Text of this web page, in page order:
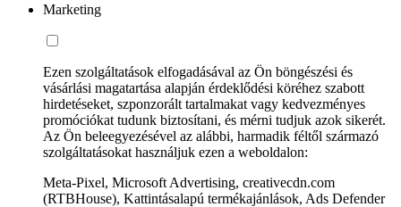
Marketing
Ezen szolgáltatások elfogadásával az Ön böngészési és
vásárlási magatartása alapján érdeklődési köréhez szabott
hirdetéseket, szponzorált tartalmakat vagy kedvezményes
promóciókat tudunk biztosítani, és mérni tudjuk azok sikerét.
Az Ön beleegyezésével az alábbi, harmadik féltől származó
szolgáltatásokat használjuk ezen a weboldalon:
Meta-Pixel, Microsoft Advertising, creativecdn.com
(RTBHouse), Kattintásalapú termékajánlások, Ads Defender